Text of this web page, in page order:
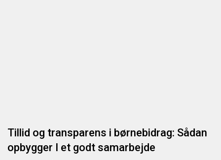
Tillid og transparens i børnebidrag: Sådan
opbygger I et godt samarbejde